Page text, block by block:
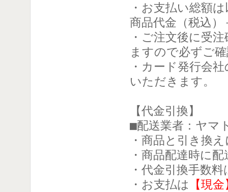
・お支払い総額
商品代金（税込）
・ご注文後に受
ますので必ずご
・カード発行会
いただきます。
【代金引換】
■配送業者：ヤマ
・商品と引き換
・商品配達時に
・代金引換手数料
・お支払は
【現